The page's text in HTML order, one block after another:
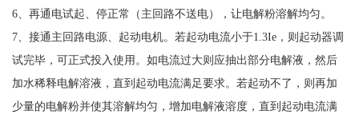
6、再通电试起、停正常（主回路不送电），让电解粉溶解均匀。
7、接通主回路电源、起动电机。若起动电流小于1.3Ie，则起动器调
试完毕，可正式投入使用。如电流过大则应抽出部分电解液，然后
加水稀释电解溶液，直到起动电流满足要求。若起动不了，则再加
少量的电解粉并使其溶解均匀，增加电解液溶度，直到起动电流满